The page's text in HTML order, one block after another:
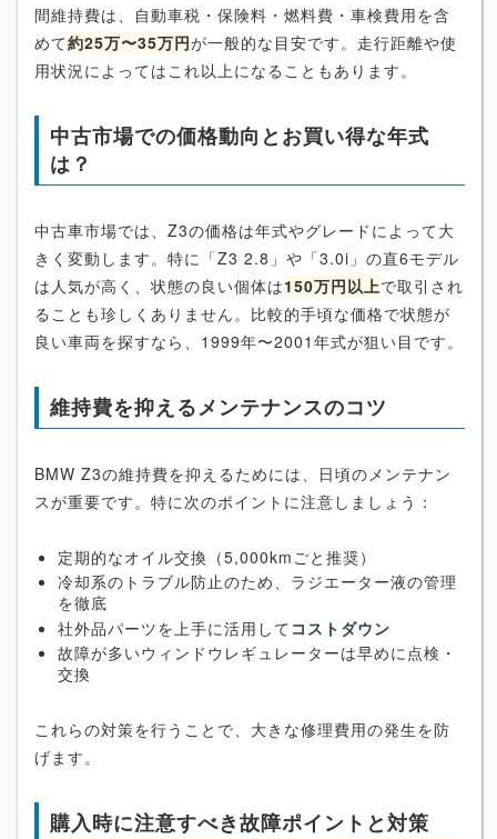
間維持費は、自動車税・保険料・燃料費・車検費用を含
めて約25万〜35万円が一般的な目安です。走行距離や使
用状況によってはこれ以上になることもあります。
中古市場での価格動向とお買い得な年式
は？
中古車市場では、Z3の価格は年式やグレードによって大
きく変動します。特に「Z3 2.8」や「3.0i」の直6モデル
は人気が高く、状態の良い個体は150万円以上で取引され
ることも珍しくありません。比較的手頃な価格で状態が
良い車両を探すなら、1999年〜2001年式が狙い目です。
維持費を抑えるメンテナンスのコツ
BMW Z3の維持費を抑えるためには、日頃のメンテナン
スが重要です。特に次のポイントに注意しましょう：
定期的なオイル交換（5,000kmごと推奨）
冷却系のトラブル防止のため、ラジエーター液の管理
を徹底
社外品パーツを上手に活用して コストダウン
故障が多いウィンドウレギュレーターは早めに点検・
交換
これらの対策を行うことで、大きな修理費用の発生を防
げます。
購入時に注意すべき故障ポイントと対策